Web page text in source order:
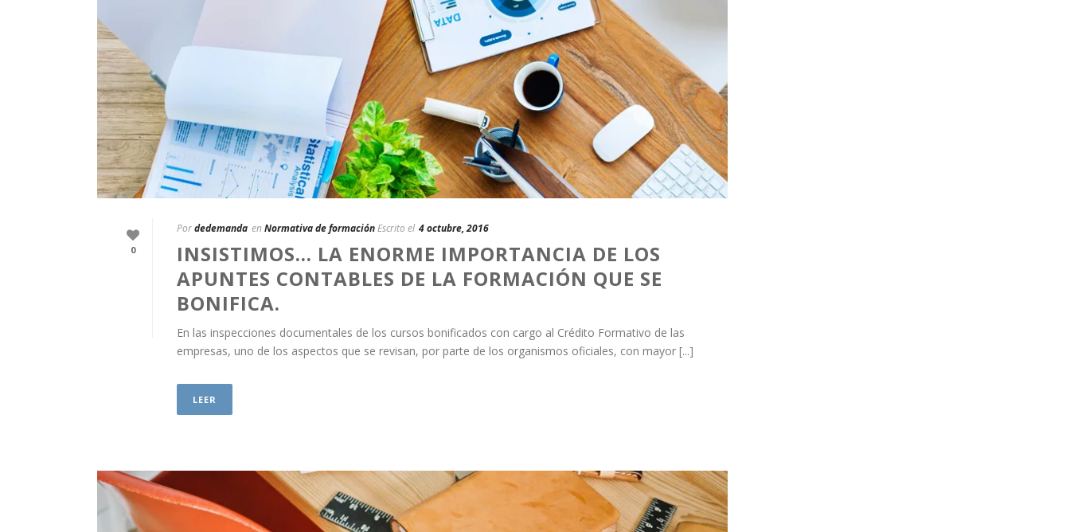
0
Pordedemanda en Normativa de formaciónEscrito el 4 octubre, 2016
INSISTIMOS… LA ENORME IMPORTANCIA DE LOS
APUNTES CONTABLES DE LA FORMACIÓN QUE SE
BONIFICA.
En las inspecciones documentales de los cursos bonificados con cargo al Crédito Formativo de las
empresas, uno de los aspectos que se revisan, por parte de los organismos oficiales, con mayor [...]
LEER